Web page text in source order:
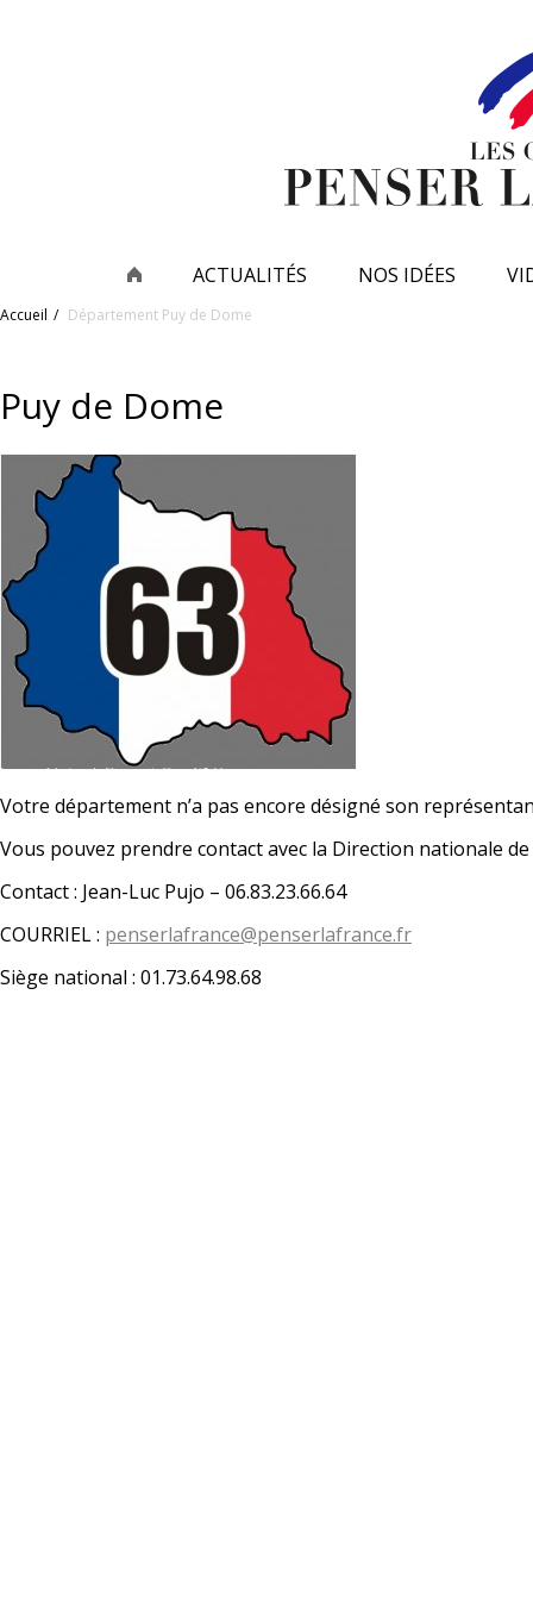
ACTUALITÉS NOS IDÉES
Accueil Département Puy de Dome
Puy de Dome
Votre département n’a pas encore désigné son
Vous pouvez prendre contact avec la Direction nationale
Contact : Jean-Luc Pujo – 06.83.23.66.64
COURRIEL : penserlafrance@penserlafrance.fr
Siège national : 01.73.64.98.68